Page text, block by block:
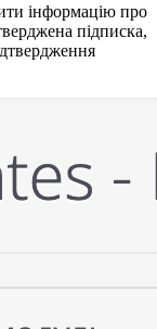
інформацію про
підписка,